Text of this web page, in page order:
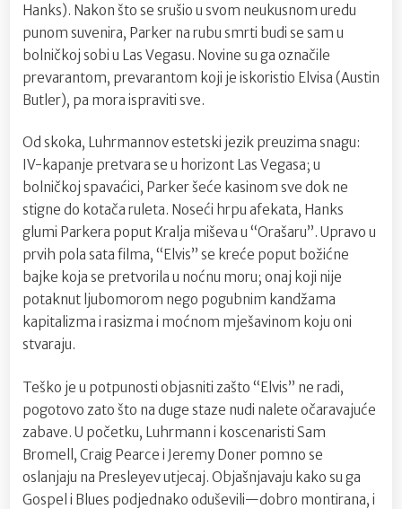
Hanks). Nakon što se srušio u svom neukusnom uredu
punom suvenira, Parker na rubu smrti budi se sam u
bolničkoj sobi u Las Vegasu. Novine su ga označile
prevarantom, prevarantom koji je iskoristio Elvisa (Austin
Butler), pa mora ispraviti sve.
Od skoka, Luhrmannov estetski jezik preuzima snagu:
IV-kapanje pretvara se u horizont Las Vegasa; u
bolničkoj spavaćici, Parker šeće kasinom sve dok ne
stigne do kotača ruleta. Noseći hrpu afekata, Hanks
glumi Parkera poput Kralja miševa u “Orašaru”. Upravo u
prvih pola sata filma, “Elvis” se kreće poput božićne
bajke koja se pretvorila u noćnu moru; onaj koji nije
potaknut ljubomorom nego pogubnim kandžama
kapitalizma i rasizma i moćnom mješavinom koju oni
stvaraju.
Teško je u potpunosti objasniti zašto “Elvis” ne radi,
pogotovo zato što na duge staze nudi nalete očaravajuće
zabave. U početku, Luhrmann i koscenaristi Sam
Bromell, Craig Pearce i Jeremy Doner pomno se
oslanjaju na Presleyev utjecaj. Objašnjavaju kako su ga
Gospel i Blues podjednako oduševili—dobro montirana, i